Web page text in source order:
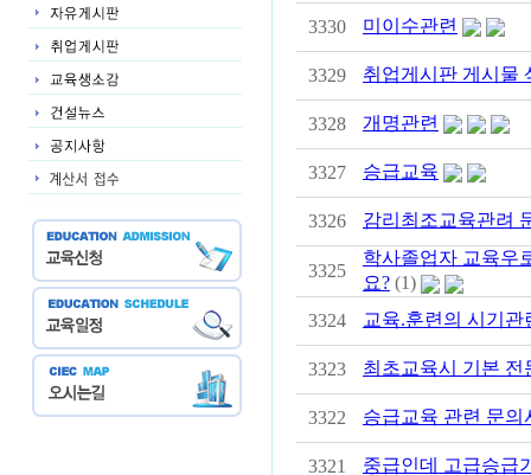
3330 미이수관련
3329 취업게시판 게시물
3328 개명관련
3327 승급교육
3326 감리최조교육관려
3325
학사졸업자 교육우
요? (1)
3324
교육.훈련의 시기관
3323 최초교육시 기본 전
3322 승급교육 관련 문의
3321 중급인데 고급승급